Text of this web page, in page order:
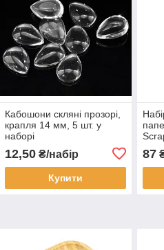
Кабошони скляні прозорі,
крапля 14 мм, 5 шт. у
наборі
12,50₴/набір
Купити
87